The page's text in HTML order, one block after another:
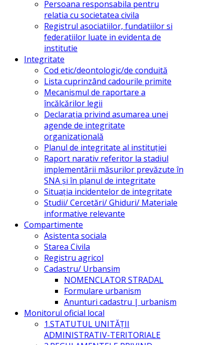
Persoana responsabila pentru
relatia cu societatea civila
Registrul asociatiilor, fundatiilor si
federatiilor luate in evidenta de
institutie
Integritate
Cod etic/deontologic/de conduită
Lista cuprinzând cadourile primite
Mecanismul de raportare a
încălcărilor legii
Declarația privind asumarea unei
agende de integritate
organizațională
Planul de integritate al instituției
Raport narativ referitor la stadiul
implementării măsurilor prevăzute în
SNA și în planul de integritate
Situația incidentelor de integritate
Studii/ Cercetări/ Ghiduri/ Materiale
informative relevante
Compartimente
Asistenta sociala
Starea Civila
Registru agricol
Cadastru/ Urbansim
NOMENCLATOR STRADAL
Formulare urbanism
Anunturi cadastru | urbanism
Monitorul oficial local
1.STATUTUL UNITĂŢII
ADMINISTRATIV-TERITORIALE